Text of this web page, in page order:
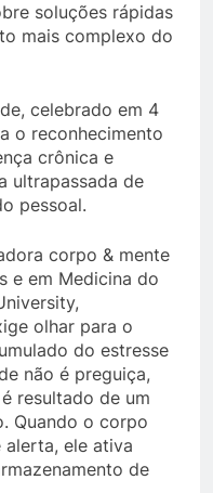
soluções rápidas
mais complexo do
celebrado em 4
o reconhecimento
crônica e
ultrapassada de
pessoal.
corpo & mente
e em Medicina do
olhar para o
do estresse
não é preguiça,
resultado de um
Quando o corpo
ele ativa
de